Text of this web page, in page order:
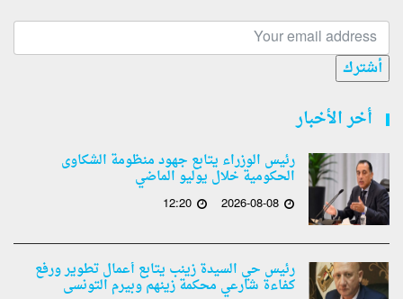
أشترك
أخر الأخبار
رئيس الوزراء يتابع جهود منظومة الشكاوى
الحكومية خلال يوليو الماضي
2026-08-08
12:20
رئيس حي السيدة زينب يتابع أعمال تطوير ورفع
كفاءة شارعي محكمة زينهم وبيرم التونسى